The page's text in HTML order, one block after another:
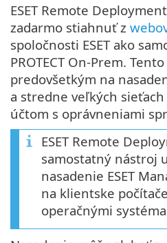
ESET Remote
zadarmo stiahnuť z
spoločnosti ESET ako
PROTECT On-Prem.
predovšetkým na
a stredne veľkých sieťach
účtom s oprávneniami
ESET Remote
samostatný nástroj
nasadenie ESET
na klientske
operačnými